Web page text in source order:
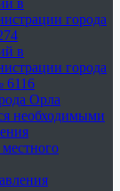
в
города
в
города
6116
Орла
необходимыми